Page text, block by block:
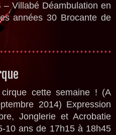
Villabé Déambulation en
années 30 Brocante de
cette semaine ! (A
2014) Expression
Jonglerie et Acrobatie
10 ans de 17h15 à 18h45